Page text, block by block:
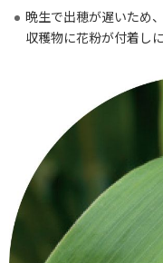
晩生で出穂が遅いため
収穫物に花粉が付着しに